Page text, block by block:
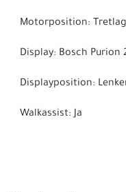
Motorposition:
Display: Bosch Purion
Displayposition:
Walkassist: Ja